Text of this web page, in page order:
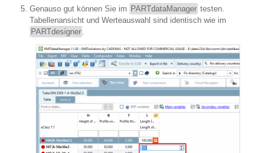
Genauso gut können Sie im PARTdataManager testen.
Tabellenansicht und Werteauswahl sind identisch wie im
PARTdesigner